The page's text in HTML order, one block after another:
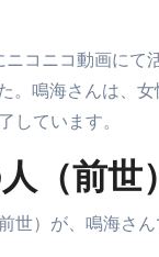
コニコ動画にて
。鳴海さんは、
しています。
（前世
世）が、鳴海さ